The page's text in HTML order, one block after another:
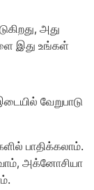
அது
இது உங்கள்
வேறுபாடு
பாதிக்கலாம்.
அக்னோசியா